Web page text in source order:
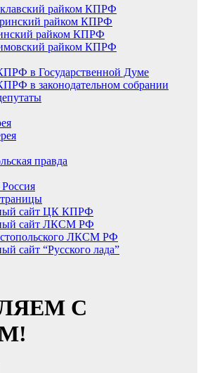
райком КПРФ
райком КПРФ
райком КПРФ
райком КПРФ
в Государственной Думе
в законодательном собрании
правда
сайт ЦК КПРФ
сайт ЛКСМ РФ
ЛКСМ РФ
сайт “Русского лада”
С